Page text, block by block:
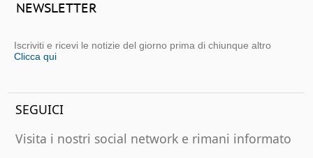
NEWSLETTER
Iscriviti e ricevi le notizie del giorno prima di chiunque altro
Clicca qui
SEGUICI
Visita i nostri social network e rimani informato